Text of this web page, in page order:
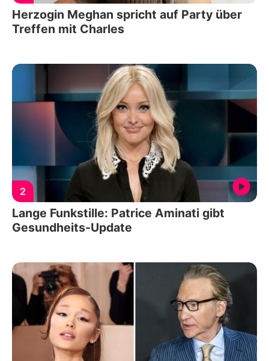
Herzogin Meghan spricht auf Party über
Treffen mit Charles
2
Lange Funkstille: Patrice Aminati gibt
Gesundheits-Update